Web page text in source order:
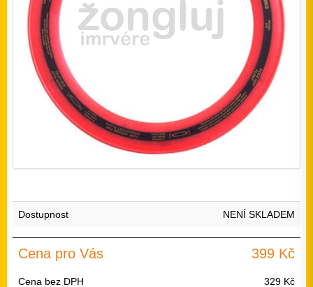
Dostupnost NENÍ SKLADEM
Cena pro Vás 399 Kč
Cena bez DPH 329 Kč